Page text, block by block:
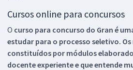
Cursos online para concursos
O curso para concurso do Gran é
estudar para o processo seletivo.
constituídos por módulos
docente experiente e que entende